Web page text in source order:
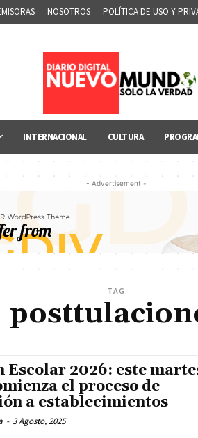
NOSOTROS POLÍTICA DE USO Y
INTERNACIONAL CULTURA
- Advertisement -
TAG
Escolar 2026: este
el proceso de
a establecimientos
- 3 Agosto, 2025